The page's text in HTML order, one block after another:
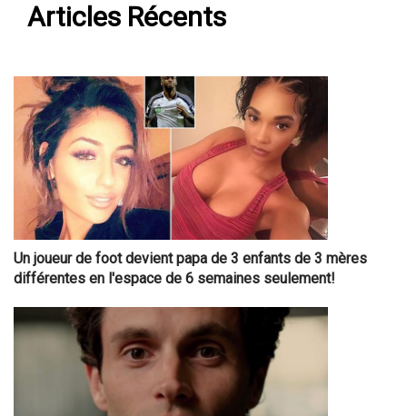
Articles Récents
Un joueur de foot devient papa de 3 enfants de 3 mères
différentes en l'espace de 6 semaines seulement!